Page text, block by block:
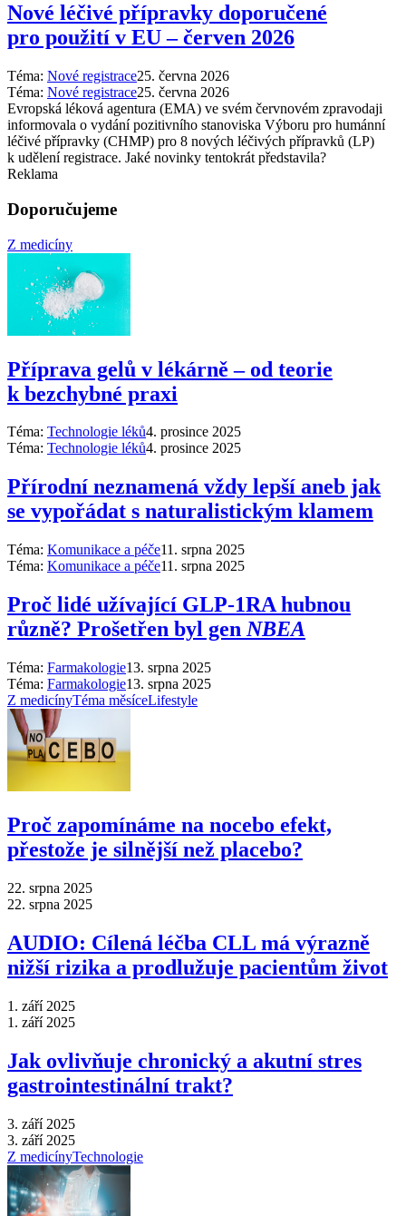
Nové léčivé přípravky doporučené
pro použití v EU –⁠ červen 2026
Téma: Nové registrace25. června 2026
Téma: Nové registrace25. června 2026
Evropská léková agentura (EMA) ve svém červnovém zpravodaji
informovala o vydání pozitivního stanoviska Výboru pro humánní
léčivé přípravky (CHMP) pro 8 nových léčivých přípravků (LP)
k udělení registrace. Jaké novinky tentokrát představila?
Reklama
Doporučujeme
Z medicíny
Příprava gelů v lékárně –⁠ od teorie
k bezchybné praxi
Téma: Technologie léků4. prosince 2025
Téma: Technologie léků4. prosince 2025
Přírodní neznamená vždy lepší aneb jak
se vypořádat s naturalistickým klamem
Téma: Komunikace a péče11. srpna 2025
Téma: Komunikace a péče11. srpna 2025
Proč lidé užívající GLP-1RA hubnou
různě? Prošetřen byl gen NBEA
Téma: Farmakologie13. srpna 2025
Téma: Farmakologie13. srpna 2025
Z medicínyTéma měsíceLifestyle
Proč zapomínáme na nocebo efekt,
přestože je silnější než placebo?
22. srpna 2025
22. srpna 2025
AUDIO: Cílená léčba CLL má výrazně
nižší rizika a prodlužuje pacientům život
1. září 2025
1. září 2025
Jak ovlivňuje chronický a akutní stres
gastrointestinální trakt?
3. září 2025
3. září 2025
Z medicínyTechnologie